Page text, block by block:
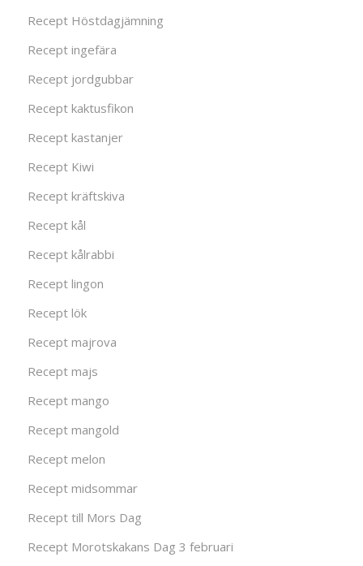
Recept Höstdagjämning
Recept ingefära
Recept jordgubbar
Recept kaktusfikon
Recept kastanjer
Recept Kiwi
Recept kräftskiva
Recept kål
Recept kålrabbi
Recept lingon
Recept lök
Recept majrova
Recept majs
Recept mango
Recept mangold
Recept melon
Recept midsommar
Recept till Mors Dag
Recept Morotskakans Dag 3 februari